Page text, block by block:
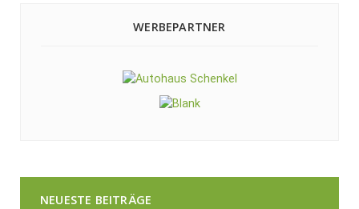
WERBEPARTNER
NEUESTE BEITRÄGE